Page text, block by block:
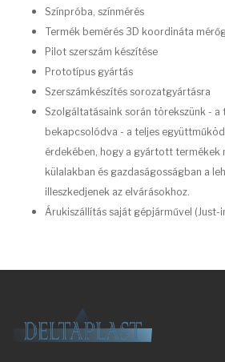
Színpróba, színmérés
Termék bemérés 3D koordináta
Pilot szerszám készítése
Prototípus gyártás
Szerszámkészítés sorozatgyártásra
Szolgáltatásaink során törekszünk - a
bekapcsolódva - a teljes
érdekében, hogy a gyártott termékek
külalakban és gazdaságosságban a
illeszkedjenek az elvárásokhoz.
Árukiszállítás saját gépjárművel (Just-